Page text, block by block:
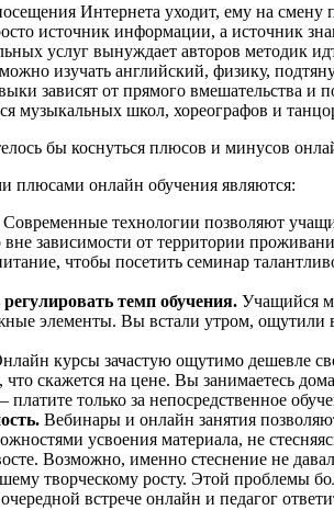
Интернета уходит, ему на
источник информации, а источник
услуг вынуждает авторов методик
изучать английский, физику,
зависят от прямого вмешательства
музыкальных школ, хореографов и
бы коснуться плюсов и минусов
плюсами онлайн обучения являются:
Современные технологии позволяют
вне зависимости от территории
чтобы посетить семинар
темп обучения. Учащийся
элементы. Вы встали утром, ощутили
курсы зачастую ощутимо дешевле
что скажется на цене. Вы занимаетесь
платите только за непосредственное
Вебинары и онлайн занятия
усвоения материала, не
Возможно, именно стеснение не
творческому росту. Этой проблемы
встрече онлайн и педагог